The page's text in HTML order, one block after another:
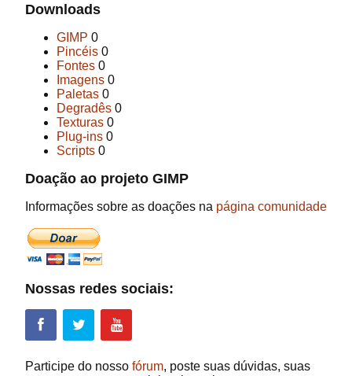
Downloads
GIMP 0
Pincéis 0
Fontes 0
Imagens 0
Paletas 0
Degradês 0
Texturas 0
Plug-ins 0
Scripts 0
Doação ao projeto GIMP
Informações sobre as doações na página comunidade
Nossas redes sociais:
Participe do nosso fórum, poste suas dúvidas, suas